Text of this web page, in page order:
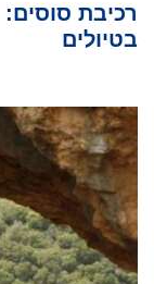
רכיבת
בטיולים